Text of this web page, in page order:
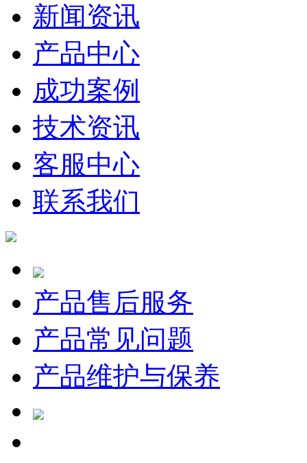
新闻资讯
产品中心
成功案例
技术资讯
客服中心
联系我们
产品售后服务
产品常见问题
产品维护与保养